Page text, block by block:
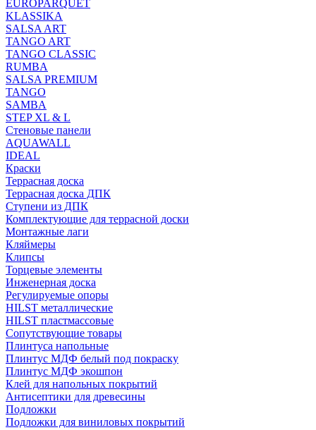
EUROPARQUET
KLASSIKA
SALSA ART
TANGO ART
TANGO CLASSIC
RUMBA
SALSA PREMIUM
TANGO
SAMBA
STEP XL & L
Стеновые панели
AQUAWALL
IDEAL
Краски
Террасная доска
Террасная доска ДПК
Ступени из ДПК
Комплектующие для террасной доски
Монтажные лаги
Кляймеры
Клипсы
Торцевые элементы
Инженерная доска
Регулируемые опоры
HILST металлические
HILST пластмассовые
Сопутствующие товары
Плинтуса напольные
Плинтус МДФ белый под покраску
Плинтус МДФ экошпон
Клей для напольных покрытий
Антисептики для древесины
Подложки
Подложки для виниловых покрытий